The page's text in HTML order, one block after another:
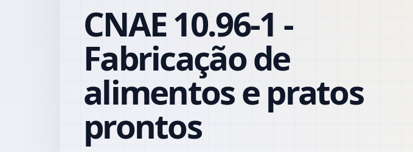
CNAE 10.96-1 -
Fabricação de
alimentos e pratos
prontos